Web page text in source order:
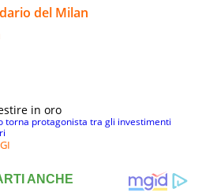
del Milan
in oro
torna protagonista tra gli investimenti